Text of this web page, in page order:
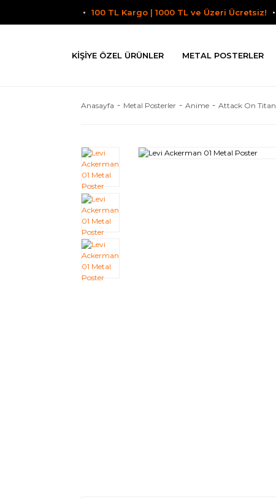
100 TL Kargo | 1000 TL ve Üzeri Ücretsiz!
KIŞIYE ÖZEL ÜRÜNLER METAL POSTERLER
Anasayfa Metal Posterler Anime Attack On Titan